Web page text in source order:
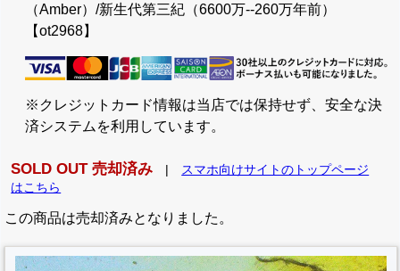
（Amber）/新生代第三紀（6600万--260万年前）
【ot2968】
※クレジットカード情報は当店では保持せず、安全な決
済システムを利用しています。
SOLD OUT 売却済み
スマホ向けサイトのトップページ
はこちら
この商品は売却済みとなりました。